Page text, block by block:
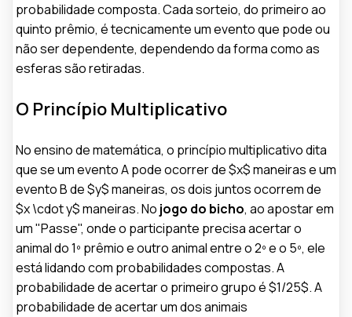
probabilidade composta. Cada sorteio, do primeiro ao
quinto prêmio, é tecnicamente um evento que pode ou
não ser dependente, dependendo da forma como as
esferas são retiradas.
O Princípio Multiplicativo
No ensino de matemática, o princípio multiplicativo dita
que se um evento A pode ocorrer de $x$ maneiras e um
evento B de $y$ maneiras, os dois juntos ocorrem de
$x \cdot y$ maneiras. No jogo do bicho, ao apostar em
um "Passe", onde o participante precisa acertar o
animal do 1º prêmio e outro animal entre o 2º e o 5º, ele
está lidando com probabilidades compostas. A
probabilidade de acertar o primeiro grupo é $1/25$. A
probabilidade de acertar um dos animais